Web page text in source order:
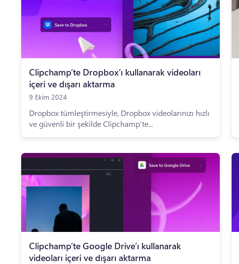
Clipchamp’te Dropbox’ı kullanarak videoları
içeri ve dışarı aktarma
9 Ekim 2024
Dropbox tümleştirmesiyle, Dropbox videolarınızı hızlı
ve güvenli bir şekilde Clipchamp’te...
Clipchamp’te Google Drive’ı kullanarak
videoları içeri ve dışarı aktarma